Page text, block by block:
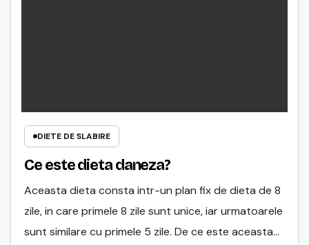
DIETE DE SLABIRE
Ce este dieta daneza?
Aceasta dieta consta intr-un plan fix de dieta de 8
zile, in care primele 8 zile sunt unice, iar urmatoarele
sunt similare cu primele 5 zile. De ce este aceasta…